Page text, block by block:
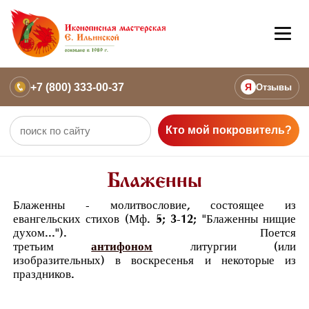
+7 (800) 333-00-37 Я Отзывы
Кто мой покровитель?
Блаженны
Блаженны - молитвословие, состоящее из
евангельских стихов (Мф. 5; 3-12; "Блаженны нищие
духом..."). Поется
третьимантифоном литургии (или
изобразительных) в воскресенья и некоторые из
праздников.